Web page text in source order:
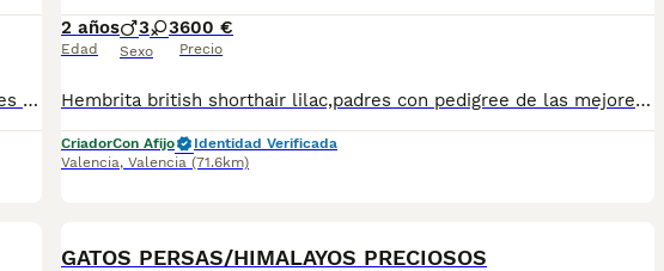
🐱 Preciosos gatitos Persa e Himalayo disponibles 🐱✨ Ya puedes reservar nuestros encantadores gatitos de las variedades Persa tradicional e Himalayo, criados con muchísimo cariño en un entorno familiar, donde reciben atención y socialización desde sus primeros días. 📋 Se entregan con: 💉 Dos vacunas correspondientes a su edad. 🩺 Dos desparasitaciones. 📖 Cartilla veterinaria al día. ❤️ Revisados por veterinario y en perfecto estado de salud. Son gatitos muy tranquilos, cariñosos y acostumbrados al contacto con personas, ideales para formar parte de una familia. 📩 Si deseas más información, fotos, vídeos o concertar una visita sin compromiso, estaré encantado de atenderte. ¡Estarán listos para llenar tu hogar de cariño y momentos inolvidables! 🐾💕
2 años
Edad
3 3
Sexo
600 €
Precio
Hembrita british shorthair lilac,padres con pedigree de las mejores líneas actuales,se entregan con cartilla sanitaria, vacunas y desparasitaciones al dia.. para más info y fotos contactar 649581597 pongo fotos de padres y de ella desde pequeñita era la más guapa de la camada..
CriadorCon Afijo
Identidad Verificada
Valencia, Valencia (71.6km)
GATOS PERSAS/HIMALAYOS PRECIOSOS